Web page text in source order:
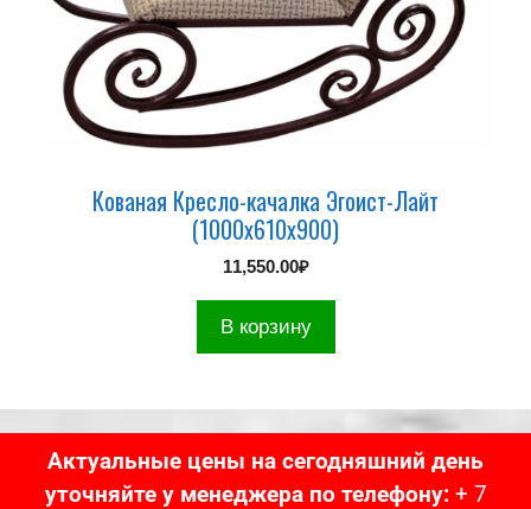
Кованая Кресло-качалка Эгоист-Лайт
(1000х610х900)
11,550.00₽
В корзину
Актуальные цены на сегодняшний день
уточняйте у менеджера по телефону: + 7